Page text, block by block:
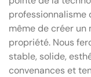
professionnalisme
même de créer
propriété. Nous
stable, solide,
convenances et